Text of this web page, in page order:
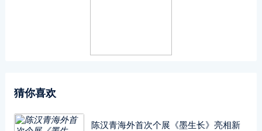
猜你喜欢
陈汉青海外首次个展《墨生长》亮相新